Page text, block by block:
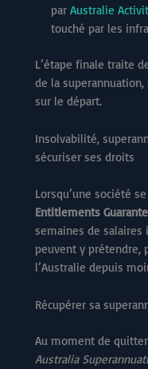
par Australie
touché par les
L’étape finale traite
de la
sur le départ.
Insolvabilité,
sécuriser ses droits
Lorsqu’une société
Entitlements
semaines de salaires
peuvent y prétendre,
l’Australie depuis
Récupérer sa
Au moment de
Australia